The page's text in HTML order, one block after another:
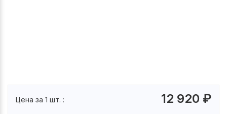
Цена за 1 шт. : 12 920 ₽